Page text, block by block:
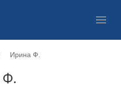
Ирина Ф.
Ф.